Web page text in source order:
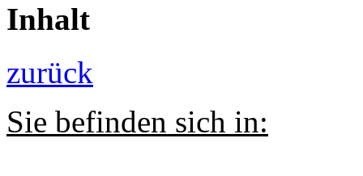
Inhalt
zurück
Sie befinden sich in: